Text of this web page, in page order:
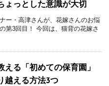
ょっとした意識が大切
ー・高津さんが、花嫁さんのお悩
第3回目！ 今回は、猫背の花嫁さ
える「初めての保育園」
越える方法3つ